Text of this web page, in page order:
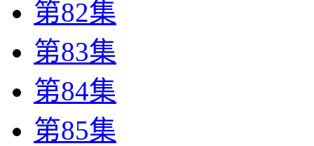
第82集
第83集
第84集
第85集